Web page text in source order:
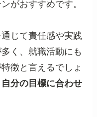
がおすすめです。
じて責任感や実践
く、就職活動にも
徴と言えるでしょ
分の目標に合わせ